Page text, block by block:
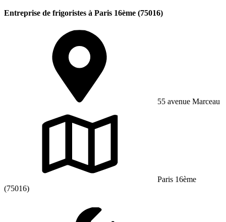
Entreprise de frigoristes à Paris 16ème (75016)
55 avenue Marceau
Paris 16ème
(75016)